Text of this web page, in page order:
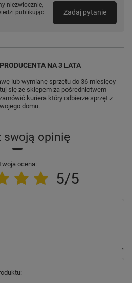
niezwłocznie,
publikując
Zadaj pytanie
NA 3 LATA
lub wymianę sprzętu do 36 miesięcy
się ze sklepem za pośrednictwem
kuriera który odbierze sprzęt z
domu.
swoją opinię
ocena:
5/5